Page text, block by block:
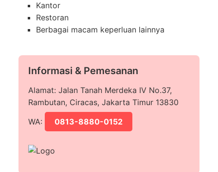
Kantor
Restoran
Berbagai macam keperluan lainnya
Informasi & Pemesanan
Alamat: Jalan Tanah Merdeka IV No.37,
Rambutan, Ciracas, Jakarta Timur 13830
WA:
0813-8880-0152